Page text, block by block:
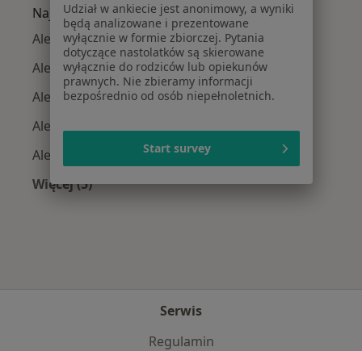
Najpopularniejsze ubezpieczenia
Alergolodzy z Allianz w Krakowie
Alergolodzy z Signal Iduna w Krakowie
Alergolodzy z JP MEDICA w Krakowie
Alergolodzy z TU Zdrowie w Krakowie
Alergolodzy z Świat Zdrowia w Krakowie
Więcej (5)
Serwis
Regulamin
Udział w ankiecie jest anonimowy, a wyniki
będą analizowane i prezentowane
wyłącznie w formie zbiorczej. Pytania
dotyczące nastolatków są skierowane
wyłącznie do rodziców lub opiekunów
prawnych. Nie zbieramy informacji
bezpośrednio od osób niepełnoletnich.
Start survey